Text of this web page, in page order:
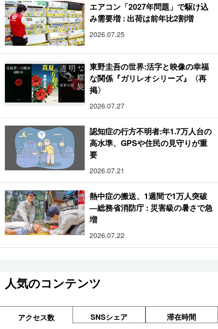
エアコン「2027年問題」で駆け込
み需要増 : 出荷は前年比2割増
2026.07.25
東野圭吾の世界:活字と映像の幸福
な関係『ガリレオシリーズ』〈再
掲〉
2026.07.27
認知症の行方不明者:年1.7万人台の
高水準、GPSや住民の見守りが重
要
2026.07.21
熱中症の搬送、1週間で1万人突破
―総務省消防庁 : 災害級の暑さで急
増
2026.07.22
人気のコンテンツ
アクセス数 SNSシェア 滞在時間